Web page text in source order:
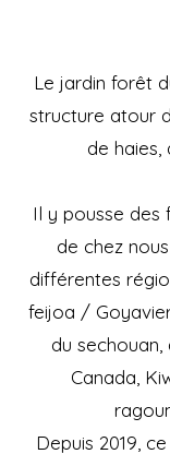
Le jardin forêt
structure atour
de haies,
Il y pousse des
de chez
différentes
feijoa /
du sechouan,
Canada,
Depuis 2019,